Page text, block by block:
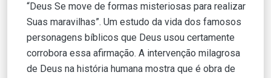
“Deus Se move de formas misteriosas para realizar
Suas maravilhas”. Um estudo da vida dos famosos
personagens bíblicos que Deus usou certamente
corrobora essa afirmação. A intervenção milagrosa
de Deus na história humana mostra que é obra de